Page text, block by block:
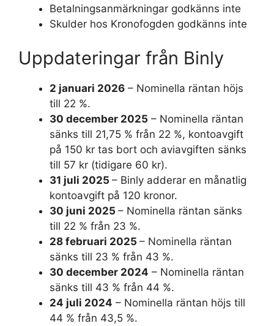
Betalningsanmärkningar godkänns inte
Skulder hos Kronofogden godkänns inte
Uppdateringar från Binly
2 januari 2026 – Nominella räntan höjs
till 22 %.
30 december 2025 – Nominella räntan
sänks till 21,75 % från 22 %, kontoavgift
på 150 kr tas bort och aviavgiften sänks
till 57 kr (tidigare 60 kr).
31 juli 2025 – Binly adderar en månatlig
kontoavgift på 120 kronor.
30 juni 2025 – Nominella räntan sänks
till 22 % från 23 %.
28 februari 2025 – Nominella räntan
sänks till 23 % från 43 %.
30 december 2024 – Nominella räntan
sänks till 43 % från 44 %.
24 juli 2024 – Nominella räntan höjs till
44 % från 43,5 %.